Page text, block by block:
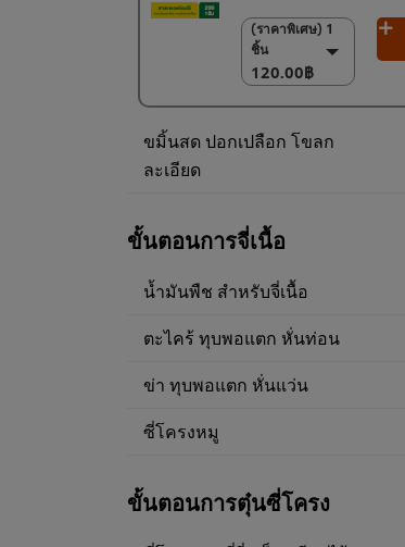
(ราคาพิเศษ) 1
ชิ้น
120.00฿
(ราคาพิเศษ) 1 ชิ้น
120.00฿
(ราคาพิเศษ) แพ็ค
ขมิ้นสด ปอกเปลือก โขลก
ละเอียด
ขั้นตอนการจี่เนื้อ
น้ำมันพืช สำหรับจี่เนื้อ
ตะไคร้ ทุบพอแตก หั่นท่อน
ข่า ทุบพอแตก หั่นแว่น
ซี่โครงหมู
ขั้นตอนการตุ๋นซี่โครง